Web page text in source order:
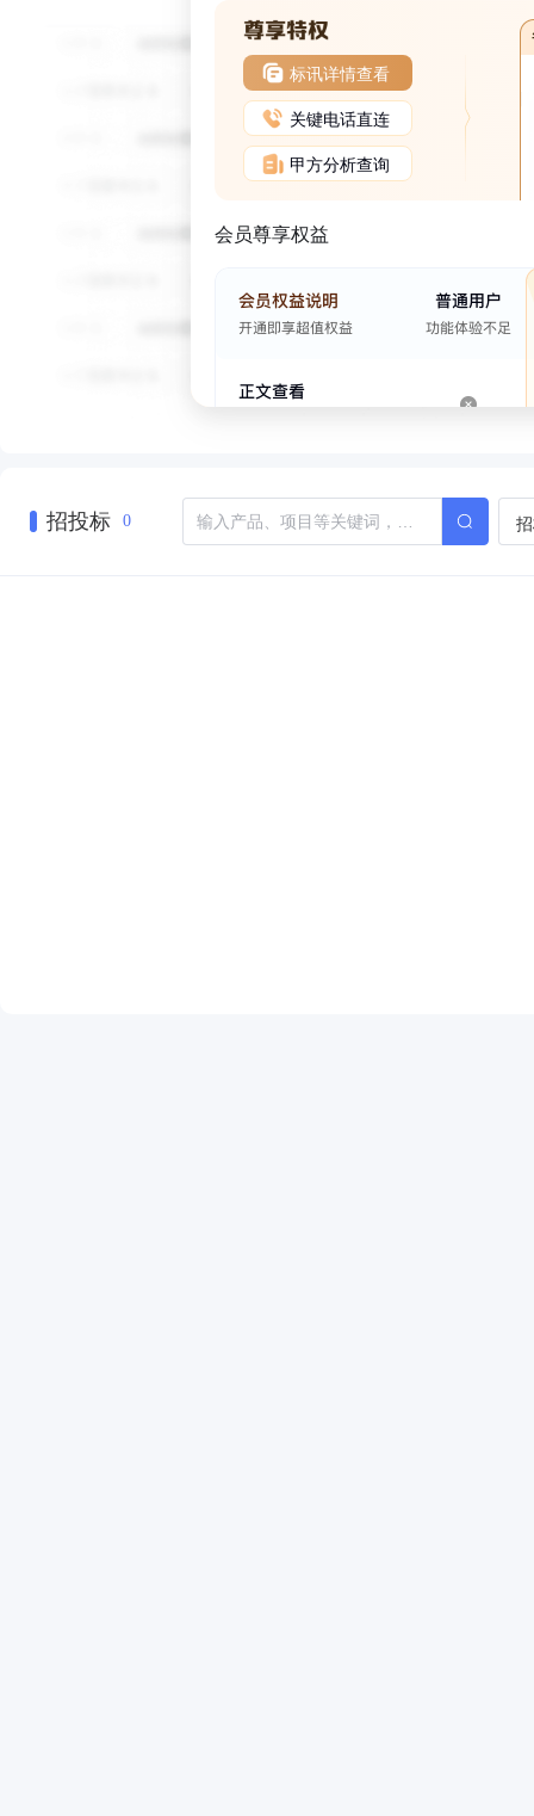
标讯详情查看
关键电话直连
甲方分析查询
会员尊享权益
招投标 0